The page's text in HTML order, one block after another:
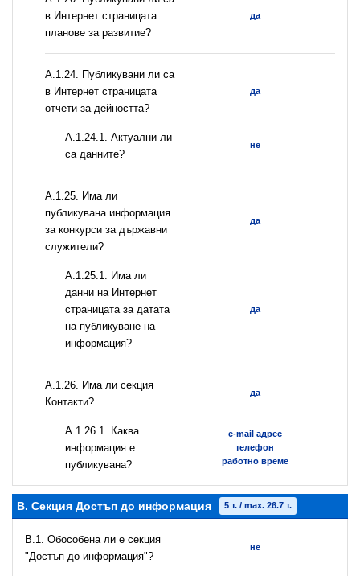
в Интернет страницата
планове за развитие?
да
А.1.24. Публикувани ли са
в Интернет страницата
отчети за дейността?
да
A.1.24.1. Актуални ли
са данните?
не
А.1.25. Има ли
публикувана информация
за конкурси за държавни
служители?
да
A.1.25.1. Има ли
данни на Интернет
страницата за датата
на публикуване на
информация?
да
А.1.26. Има ли секция
Контакти?
да
А.1.26.1. Каква
информация е
публикувана?
e-mail адрес
телефон
работно време
B. Секция Достъп до информация 5 т. / max. 26.7 т.
В.1. Обособена ли е секция
"Достъп до информация"?
не